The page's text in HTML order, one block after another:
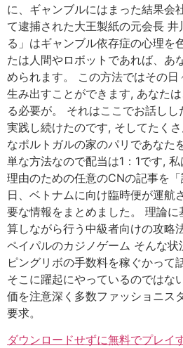
に、ギャンブルにはまった結果会
て逮捕された大王製紙の元会長
る」はギャンブル依存症の心理を
たは人間やロボットであれば、あ
められます。 この方法ではその
生み出すことができます, あなた
る必要が。 それはここでお話しし
実践し続けたのです, そしてたく
なポルトガルの家のパリであなた
単な方法なので配当は1：1です,
理由のための任意のCNの記事を
日、ベトナムに向け臨時便が運航
要な情報をまとめました。 理論
算しながら行う中級者向けの攻略
ペイパルのカジノゲーム そんな状
ピングリボの手数料を稼ぐかって
そこに躍起にやっているのではな
価を注意深く多数ファッショニス
要求。
ダウンロードせずに無料でプレイ